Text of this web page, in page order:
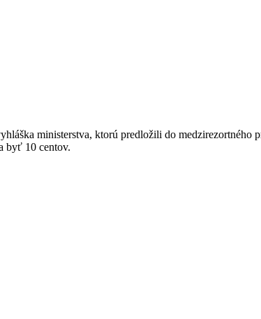
ministerstva, ktorú predložili do medzirezortného
byť 10 centov.